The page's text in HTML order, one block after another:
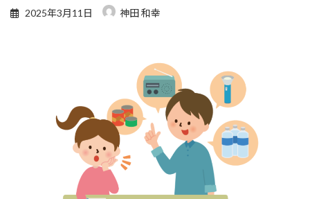
2025年3月11日 神田 和幸